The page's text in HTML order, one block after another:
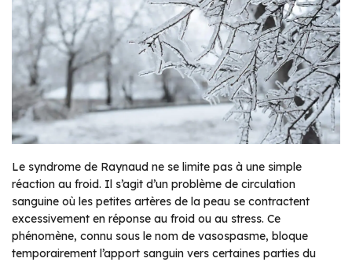
Le syndrome de Raynaud ne se limite pas à une simple
réaction au froid. Il s’agit d’un problème de circulation
sanguine où les petites artères de la peau se contractent
excessivement en réponse au froid ou au stress. Ce
phénomène, connu sous le nom de vasospasme, bloque
temporairement l’apport sanguin vers certaines parties du